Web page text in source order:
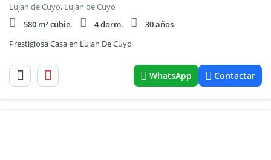
Lujan de Cuyo, Luján de Cuyo
580 m² cubie.
4 dorm.
30 años
Prestigiosa Casa en Lujan De Cuyo
WhatsApp Contactar